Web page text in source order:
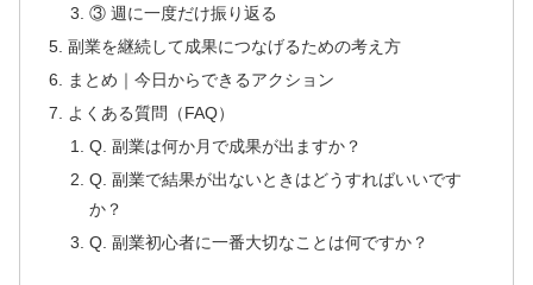
③ 週に一度だけ振り返る
副業を継続して成果につなげるための考え方
まとめ｜今日からできるアクション
よくある質問（FAQ）
Q. 副業は何か月で成果が出ますか？
Q. 副業で結果が出ないときはどうすればいいです
か？
Q. 副業初心者に一番大切なことは何ですか？